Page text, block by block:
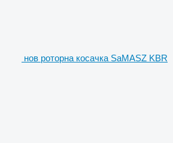
нов роторна косачка SaMASZ KBR